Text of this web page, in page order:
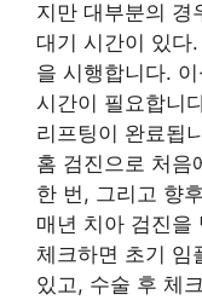
지만 대부분의 경
대기 시간이 있다
을 시행합니다.
시간이 필요합니
리프팅이 완료됩
홈 검진으로 처음
한 번, 그리고 향
매년 치아 검진을
체크하면 초기 임
있고, 수술 후 체